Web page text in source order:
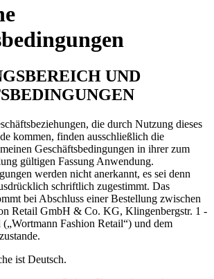
UND
die durch Nutzung dieses
kommen, finden ausschließlich die
Geschäftsbedingungen in ihrer zum
gültigen Fassung Anwendung.
werden nicht anerkannt, es sei denn
schriftlich zugestimmt. Das
bei Abschluss einer Bestellung zwischen
Retail GmbH & Co. KG, Klingenbergstr. 1 -
Fashion Retail“) und dem
ist Deutsch.